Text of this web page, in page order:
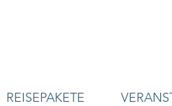
REISEPAKETE